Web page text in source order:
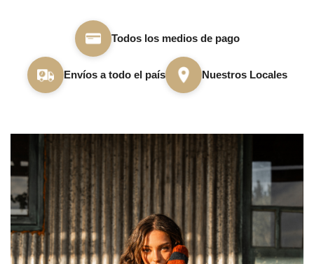
Todos los medios de pago
Envíos a todo el país Nuestros Locales